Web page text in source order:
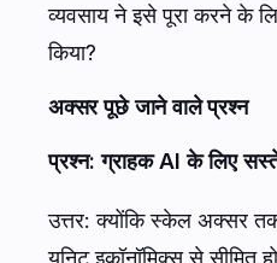
व्यवसाय ने इसे पूरा करने के
किया?
अक्सर पूछे जाने वाले प्रश्न
प्रश्न: ग्राहक AI के लिए
उत्तर: क्योंकि स्केल अक्सर
यूनिट इकॉनॉमिक्स से सीमित